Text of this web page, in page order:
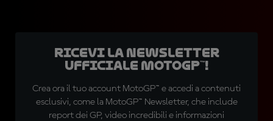
Ricevi la newsletter
ufficiale MotoGP™!
Crea ora il tuo account MotoGP™ e accedi a contenuti
esclusivi, come la MotoGP™ Newsletter, che include
report dei GP, video incredibili e informazioni